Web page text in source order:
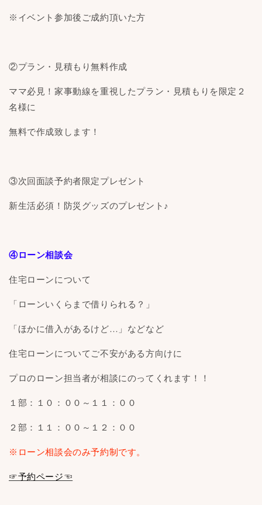
※イベント参加後ご成約頂いた方
②プラン・見積もり無料作成
ママ必見！家事動線を重視したプラン・見積もりを限定２
名様に
無料で作成致します！
③次回面談予約者限定プレゼント
新生活必須！防災グッズのプレゼント♪
④ローン相談会
住宅ローンについて
「ローンいくらまで借りられる？」
「ほかに借入があるけど…」などなど
住宅ローンについてご不安がある方向けに
プロのローン担当者が相談にのってくれます！！
１部：１０：００～１１：００
２部：１１：００～１２：００
※ローン相談会のみ予約制です。
☞予約ページ☜